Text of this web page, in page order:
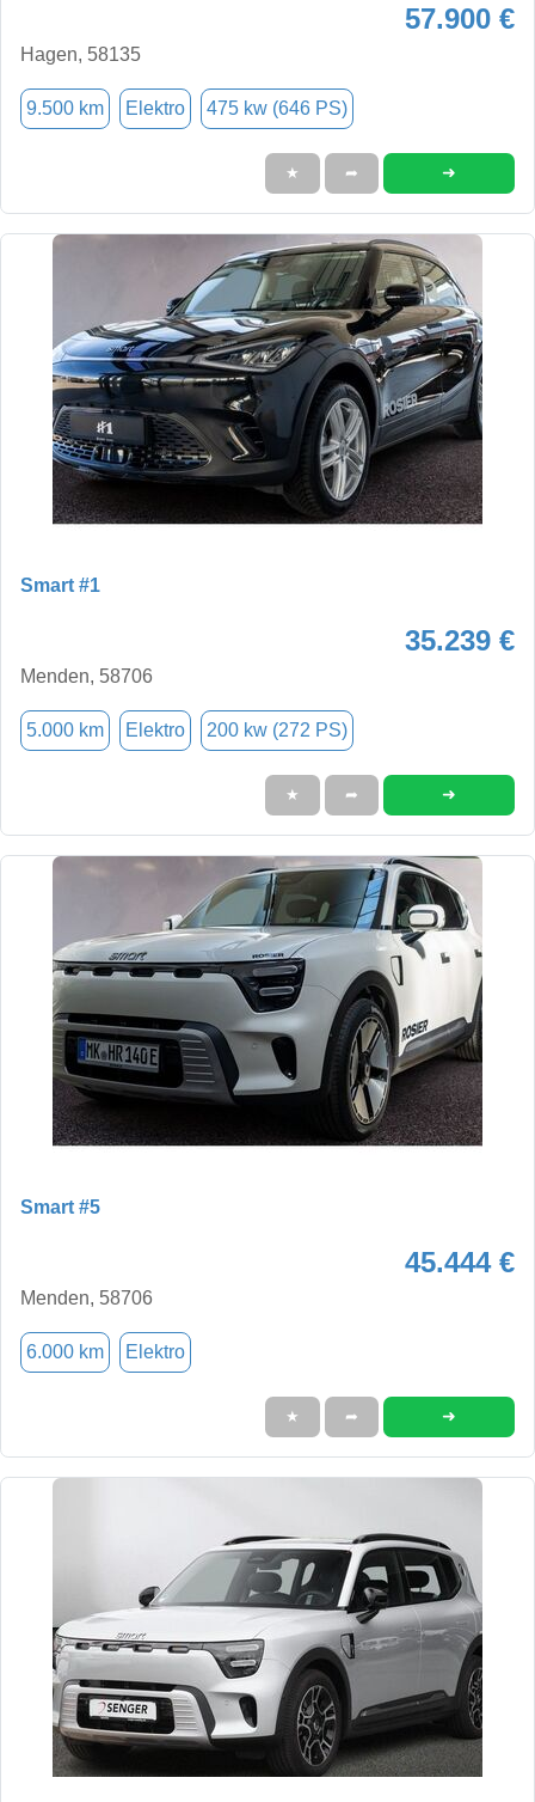
57.900 €
Hagen, 58135
9.500 km Elektro 475 kw (646 PS)
★ ➦ ➜
Smart #1
35.239 €
Menden, 58706
5.000 km Elektro 200 kw (272 PS)
★ ➦ ➜
Smart #5
45.444 €
Menden, 58706
6.000 km Elektro
★ ➦ ➜